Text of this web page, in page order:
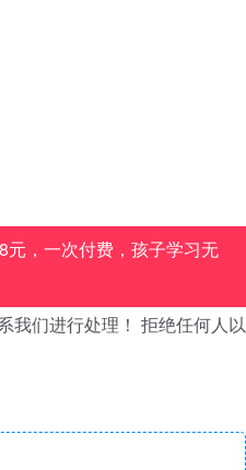
，一次付费，孩子学习无
我们进行处理！ 拒绝任何人以